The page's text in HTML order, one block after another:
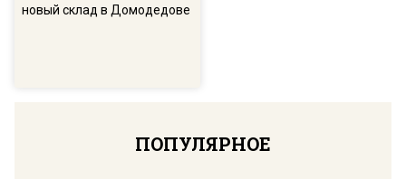
новый склад в Домодедове
ПОПУЛЯРНОЕ